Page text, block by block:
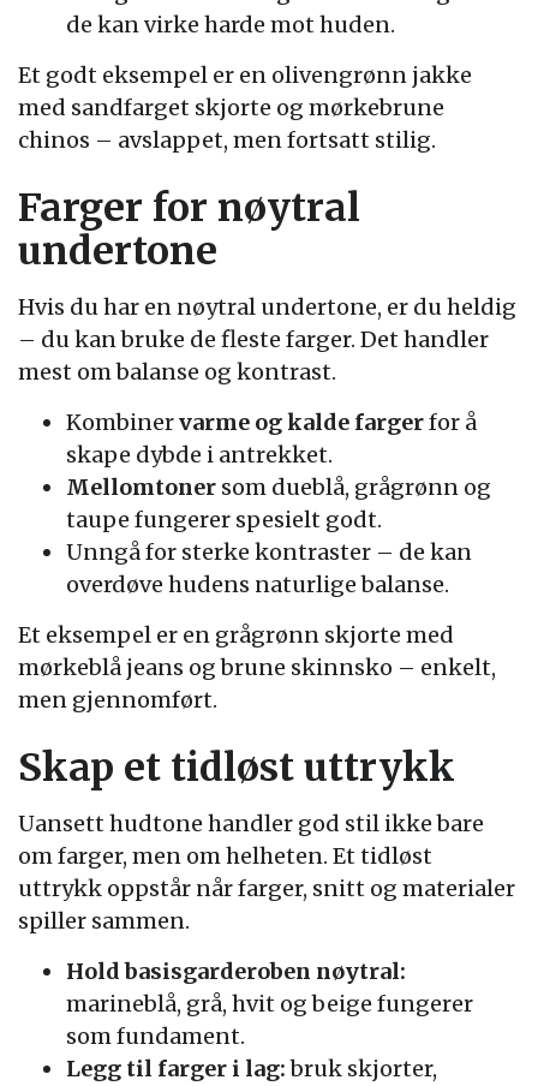
de kan virke harde mot huden.
Et godt eksempel er en olivengrønn jakke
med sandfarget skjorte og mørkebrune
chinos – avslappet, men fortsatt stilig.
Farger for nøytral
undertone
Hvis du har en nøytral undertone, er du heldig
– du kan bruke de fleste farger. Det handler
mest om balanse og kontrast.
Kombinervarme og kalde fargerfor å
skape dybde i antrekket.
Mellomtoner som dueblå, grågrønn og
taupe fungerer spesielt godt.
Unngå for sterke kontraster – de kan
overdøve hudens naturlige balanse.
Et eksempel er en grågrønn skjorte med
mørkeblå jeans og brune skinnsko – enkelt,
men gjennomført.
Skap et tidløst uttrykk
Uansett hudtone handler god stil ikke bare
om farger, men om helheten. Et tidløst
uttrykk oppstår når farger, snitt og materialer
spiller sammen.
Hold basisgarderoben nøytral:
marineblå, grå, hvit og beige fungerer
som fundament.
Legg til farger i lag:bruk skjorter,